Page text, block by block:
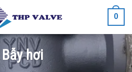
0
Bẫy hơi